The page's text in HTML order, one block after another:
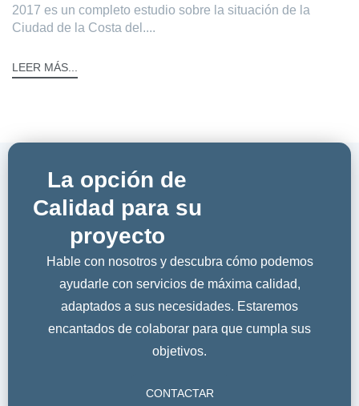
2017 es un completo estudio sobre la situación de la
Ciudad de la Costa del....
LEER MÁS...
La opción de
Calidad para su
proyecto
Hable con nosotros y descubra cómo podemos
ayudarle con servicios de máxima calidad,
adaptados a sus necesidades. Estaremos
encantados de colaborar para que cumpla sus
objetivos.
CONTACTAR